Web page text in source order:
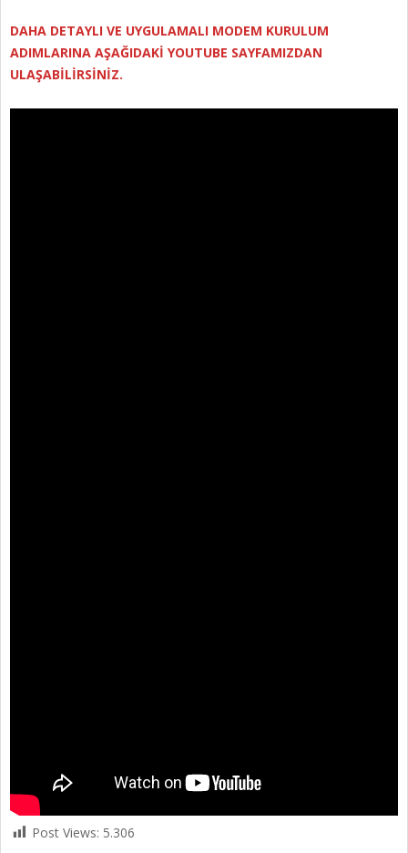
DAHA DETAYLI VE UYGULAMALI MODEM KURULUM
ADIMLARINA AŞAĞIDAKİ YOUTUBE SAYFAMIZDAN
ULAŞABİLİRSİNİZ.
Post Views: 5.306